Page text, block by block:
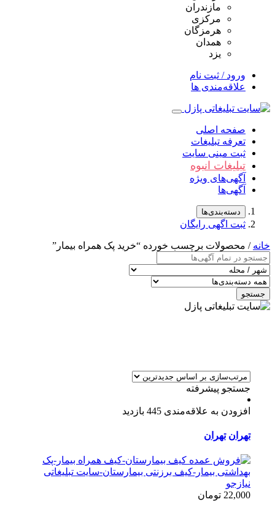
مازندران
مرکزی
هرمزگان
همدان
یزد
ورود / ثبت نام
علاقه‌مندی ها
صفحه اصلی
تعرفه تبلیغات
ثبت مینی سایت
تبلیغات انبوه
آگهی‌های ویژه
آگهی‌ها
دسته‌بندی‌ها
ثبت اگهی رایگان
خانه / محصولات برچسب خورده “خرید پک همراه بیمار”
جستجو
جستجو پیشرفته
افزودن به علاقه‌مندی 445 بازدید
تهران تهران
22,000 تومان